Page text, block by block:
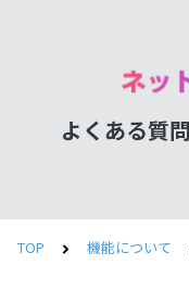
よくある質
TOP 機能について